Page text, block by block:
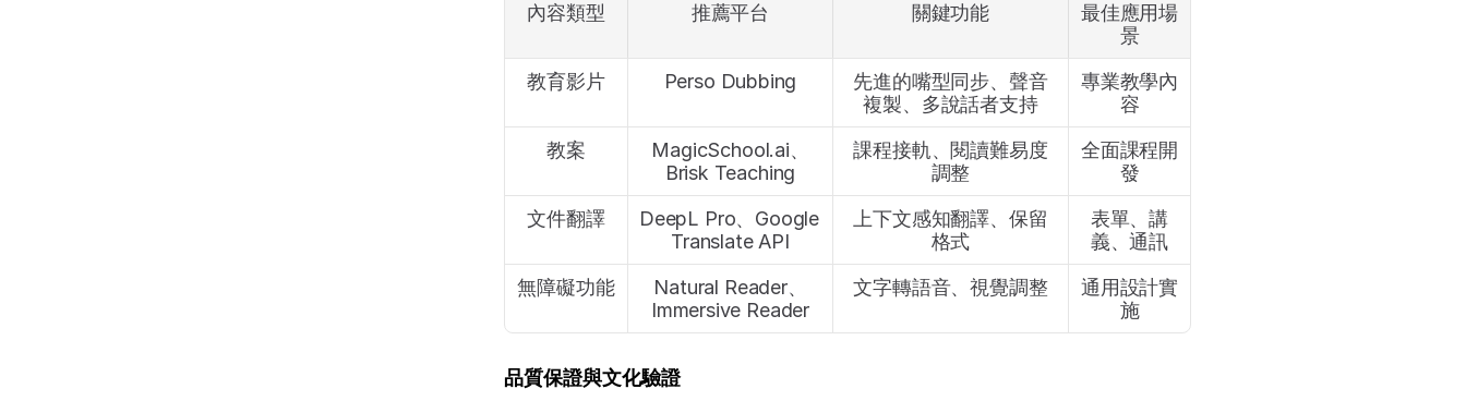
內容類型 推薦平台 關鍵功能
最佳應用場
景
教育影片
Perso Dubbing
先進的嘴型同步、聲音
複製、多說話者支持
專業教學內
容
教案
MagicSchool.ai、
Brisk Teaching
課程接軌、閱讀難易度
調整
全面課程開
發
文件翻譯
DeepL Pro、Google
Translate API
上下文感知翻譯、保留
格式
表單、講
義、通訊
無障礙功能
Natural Reader、
Immersive Reader
文字轉語音、視覺調整
通用設計實
施
品質保證與文化驗證